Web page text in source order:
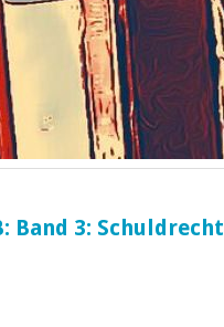
Band 3: Schuldrecht